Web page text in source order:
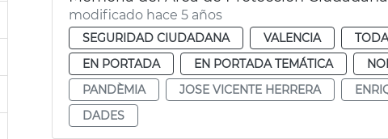
modificado hace 5 años
SEGURIDAD CIUDADANA VALENCIA
EN PORTADA
EN PORTADA TEMÁTICA
PANDÈMIA
JOSE VICENTE HERRERA
DADES